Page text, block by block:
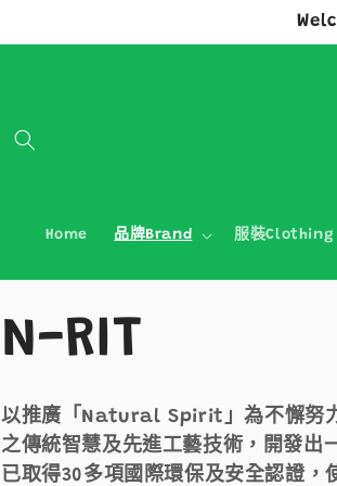
Home 品牌Brand 服裝Clothing
商
品
N-RIT
以推廣「Natural Spirit」為不懈努
之傳統智慧及先進工藝技術，開發出
已取得30多項國際環保及安全認證